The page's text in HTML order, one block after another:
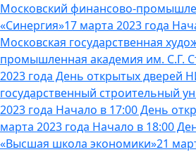
Московский финансово-
«Синергия»17 марта 2023 года
Московская государственная
промышленная академия им. С.Г.
2023 года День открытых дверей
государственный строительный
2023 года Начало в 17:00 День
марта 2023 года Начало в 18:00
«Высшая школа экономики»21